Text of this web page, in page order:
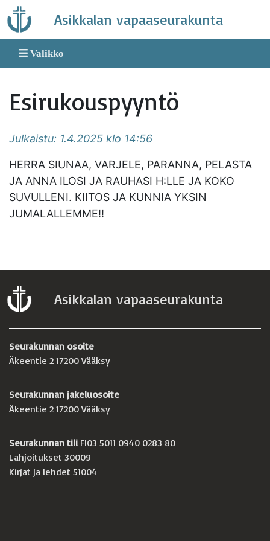
Skip
to
content
Asikkalan vapaaseurakunta
Valikko
Esirukouspyyntö
Julkaistu: 1.4.2025 klo 14:56
HERRA SIUNAA, VARJELE, PARANNA, PELASTA
JA ANNA ILOSI JA RAUHASI H:LLE JA KOKO
SUVULLENI. KIITOS JA KUNNIA YKSIN
JUMALALLEMME!!
Asikkalan vapaaseurakunta
Seurakunnan osoite
Äkeentie 2 17200 Vääksy
Seurakunnan jakeluosoite
Äkeentie 2 17200 Vääksy
Seurakunnan tili FI03 5011 0940 0283 80
Lahjoitukset 30009
Kirjat ja lehdet 51004